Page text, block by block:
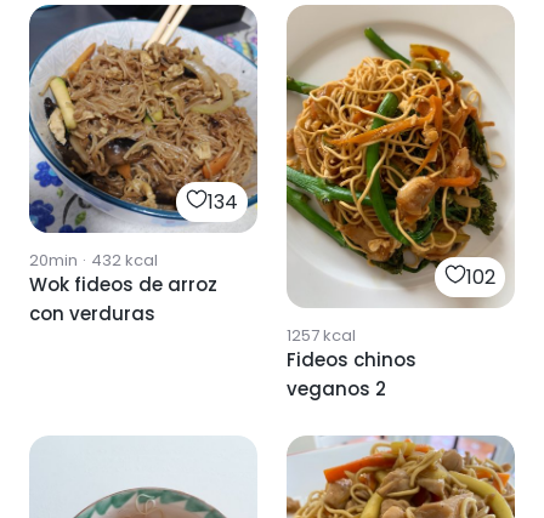
134
20min · 432kcal
Wok fideos de arroz
con verduras
102
1257kcal
Fideos chinos
veganos 2